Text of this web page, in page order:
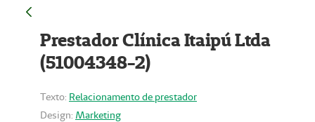
Prestador Clínica Itaipú Ltda
(51004348-2)
Texto: Relacionamento de prestador
Design: Marketing